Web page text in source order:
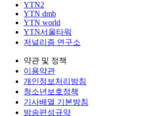
YTN2
YTN dmb
YTN world
YTN서울타워
저널리즘 연구소
약관 및 정책
이용약관
개인정보처리방침
청소년보호정책
기사배열 기본방침
방송편성규약